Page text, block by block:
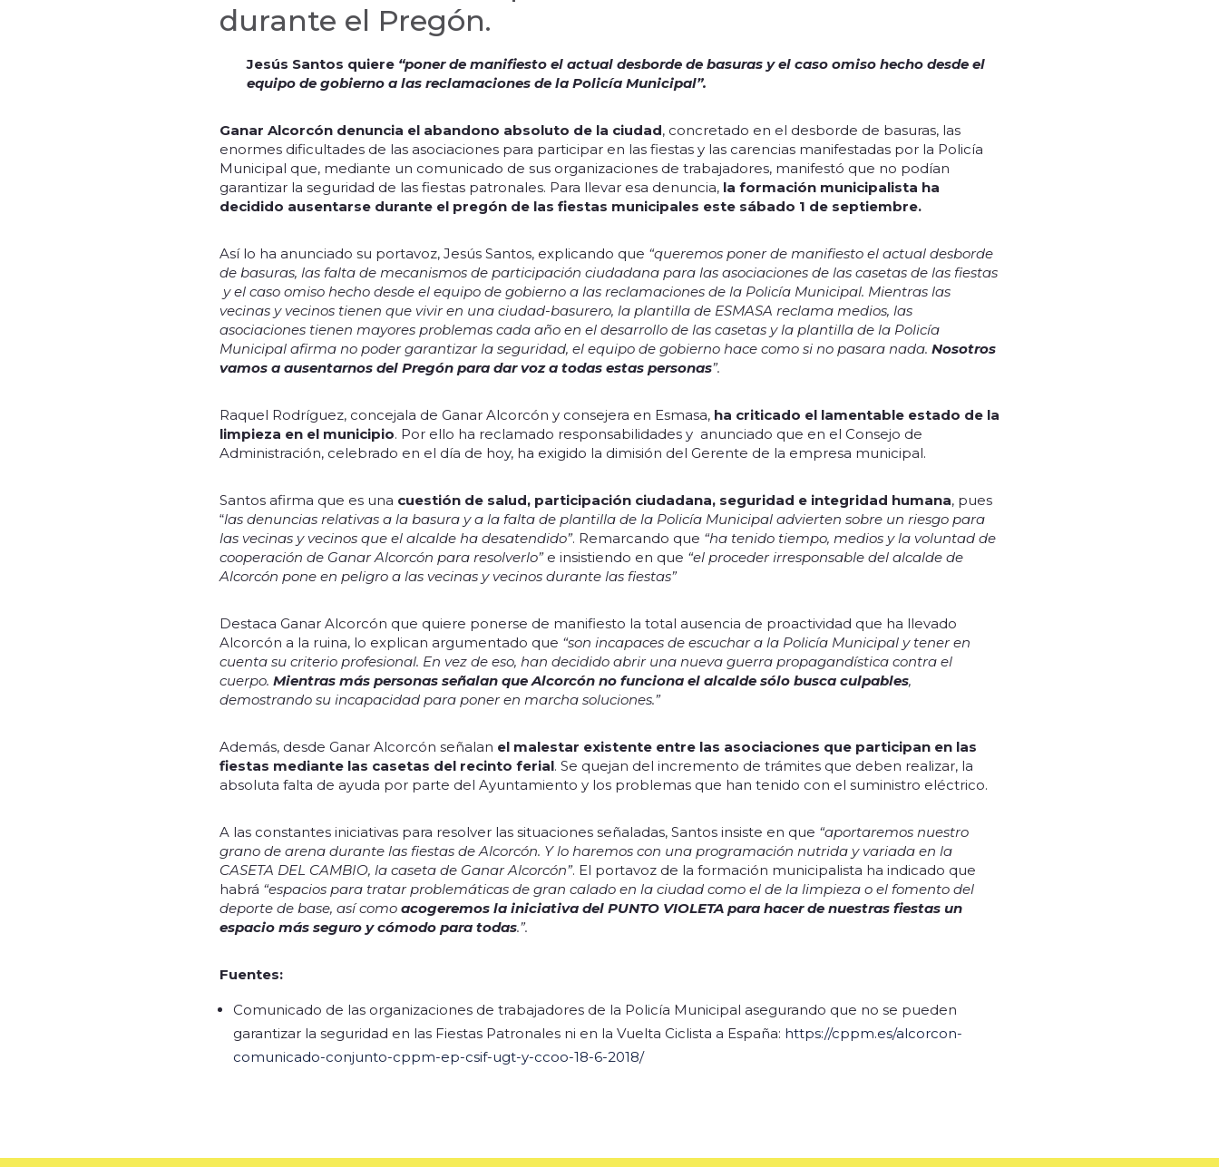
durante el Pregón.
Jesús Santos quiere “poner de manifiesto el actual desborde de basuras y el caso omiso hecho desde el
equipo de gobierno a las reclamaciones de la Policía Municipal”.
Ganar Alcorcón denuncia el abandono absoluto de la ciudad, concretado en el desborde de basuras, las
enormes dificultades de las asociaciones para participar en las fiestas y las carencias manifestadas por la Policía
Municipal que, mediante un comunicado de sus organizaciones de trabajadores, manifestó que no podían
garantizar la seguridad de las fiestas patronales. Para llevar esa denuncia, la formación municipalista ha
decidido ausentarse durante el pregón de las fiestas municipales este sábado 1 de septiembre.
Así lo ha anunciado su portavoz, Jesús Santos, explicando que “queremos poner de manifiesto el actual desborde
de basuras, las falta de mecanismos de participación ciudadana para las asociaciones de las casetas de las fiestas
y el caso omiso hecho desde el equipo de gobierno a las reclamaciones de la Policía Municipal. Mientras las
vecinas y vecinos tienen que vivir en una ciudad-basurero, la plantilla de ESMASA reclama medios, las
asociaciones tienen mayores problemas cada año en el desarrollo de las casetas y la plantilla de la Policía
Municipal afirma no poder garantizar la seguridad, el equipo de gobierno hace como si no pasara nada. Nosotros
vamos a ausentarnos del Pregón para dar voz a todas estas personas”.
Raquel Rodríguez, concejala de Ganar Alcorcón y consejera en Esmasa, ha criticado el lamentable estado de la
limpieza en el municipio. Por ello ha reclamado responsabilidades y anunciado que en el Consejo de
Administración, celebrado en el día de hoy, ha exigido la dimisión del Gerente de la empresa municipal.
Santos afirma que es una cuestión de salud, participación ciudadana, seguridad e integridad humana, pues
“las denuncias relativas a la basura y a la falta de plantilla de la Policía Municipal advierten sobre un riesgo para
las vecinas y vecinos que el alcalde ha desatendido”. Remarcando que “ha tenido tiempo, medios y la voluntad de
cooperación de Ganar Alcorcón para resolverlo” e insistiendo en que “el proceder irresponsable del alcalde de
Alcorcón pone en peligro a las vecinas y vecinos durante las fiestas”
Destaca Ganar Alcorcón que quiere ponerse de manifiesto la total ausencia de proactividad que ha llevado
Alcorcón a la ruina, lo explican argumentado que “son incapaces de escuchar a la Policía Municipal y tener en
cuenta su criterio profesional. En vez de eso, han decidido abrir una nueva guerra propagandística contra el
cuerpo. Mientras más personas señalan que Alcorcón no funciona el alcalde sólo busca culpables,
demostrando su incapacidad para poner en marcha soluciones.”
Además, desde Ganar Alcorcón señalan el malestar existente entre las asociaciones que participan en las
fiestas mediante las casetas del recinto ferial. Se quejan del incremento de trámites que deben realizar, la
absoluta falta de ayuda por parte del Ayuntamiento y los problemas que han tenido con el suministro eléctrico.
A las constantes iniciativas para resolver las situaciones señaladas, Santos insiste en que “aportaremos nuestro
grano de arena durante las fiestas de Alcorcón. Y lo haremos con una programación nutrida y variada en la
CASETA DEL CAMBIO, la caseta de Ganar Alcorcón”. El portavoz de la formación municipalista ha indicado que
habrá “espacios para tratar problemáticas de gran calado en la ciudad como el de la limpieza o el fomento del
deporte de base, así como acogeremos la iniciativa del PUNTO VIOLETA para hacer de nuestras fiestas un
espacio más seguro y cómodo para todas.”.
Fuentes:
Comunicado de las organizaciones de trabajadores de la Policía Municipal asegurando que no se pueden
garantizar la seguridad en las Fiestas Patronales ni en la Vuelta Ciclista a España: https://cppm.es/alcorcon-
comunicado-conjunto-cppm-ep-csif-ugt-y-ccoo-18-6-2018/